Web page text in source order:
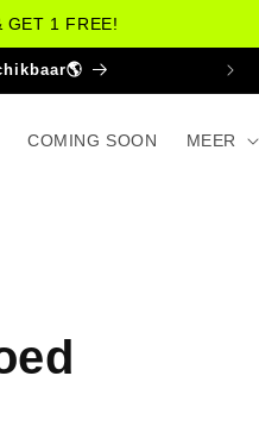
GET 1 FREE!
COMING SOON MEER